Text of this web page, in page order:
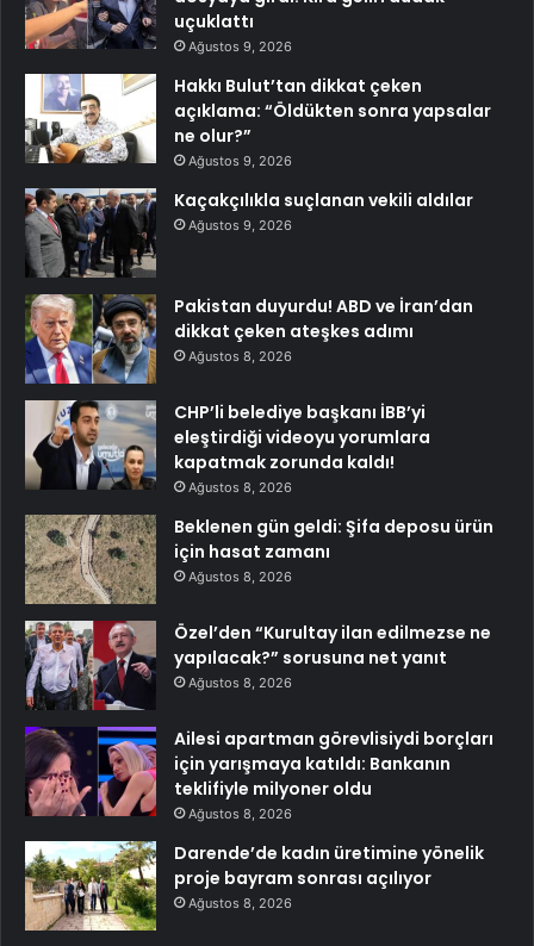
uçuklattı
Ağustos 9, 2026
Hakkı Bulut’tan dikkat çeken
açıklama: “Öldükten sonra yapsalar
ne olur?”
Ağustos 9, 2026
Kaçakçılıkla suçlanan vekili aldılar
Ağustos 9, 2026
Pakistan duyurdu! ABD ve İran’dan
dikkat çeken ateşkes adımı
Ağustos 8, 2026
CHP’li belediye başkanı İBB’yi
eleştirdiği videoyu yorumlara
kapatmak zorunda kaldı!
Ağustos 8, 2026
Beklenen gün geldi: Şifa deposu ürün
için hasat zamanı
Ağustos 8, 2026
Özel’den “Kurultay ilan edilmezse ne
yapılacak?” sorusuna net yanıt
Ağustos 8, 2026
Ailesi apartman görevlisiydi borçları
için yarışmaya katıldı: Bankanın
teklifiyle milyoner oldu
Ağustos 8, 2026
Darende’de kadın üretimine yönelik
proje bayram sonrası açılıyor
Ağustos 8, 2026